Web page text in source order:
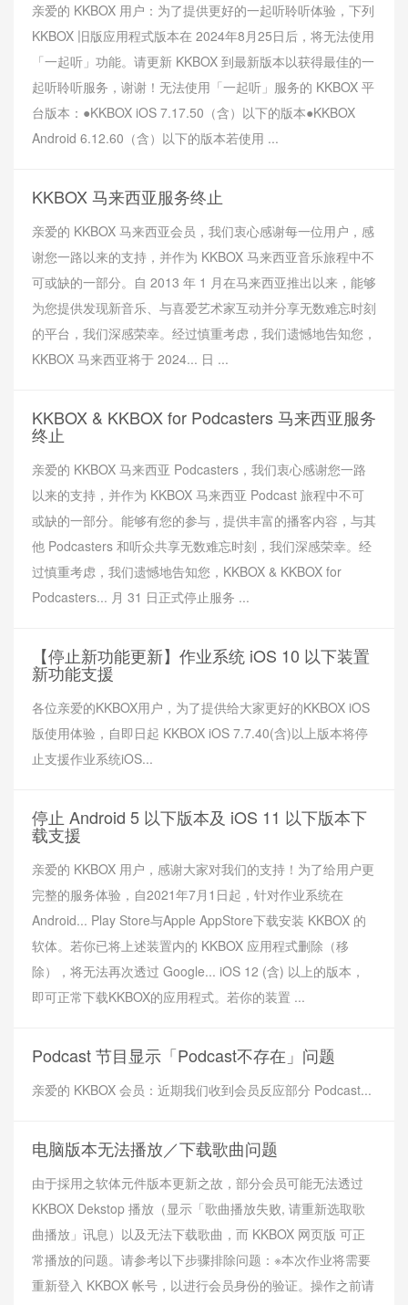
亲爱的 KKBOX 用户：为了提供更好的一起听聆听体验，下列
KKBOX 旧版应用程式版本在 2024年8月25日后，将无法使用
「一起听」功能。请更新 KKBOX 到最新版本以获得最佳的一
起听聆听服务，谢谢！无法使用「一起听」服务的 KKBOX 平
台版本：●KKBOX iOS 7.17.50（含）以下的版本●KKBOX
Android 6.12.60（含）以下的版本若使用 ...
KKBOX 马来西亚服务终止
亲爱的 KKBOX 马来西亚会员，我们衷心感谢每一位用户，感
谢您一路以来的支持，并作为 KKBOX 马来西亚音乐旅程中不
可或缺的一部分。自 2013 年 1 月在马来西亚推出以来，能够
为您提供发现新音乐、与喜爱艺术家互动并分享无数难忘时刻
的平台，我们深感荣幸。经过慎重考虑，我们遗憾地告知您，
KKBOX 马来西亚将于 2024... 日 ...
KKBOX & KKBOX for Podcasters 马来西亚服务
终止
亲爱的 KKBOX 马来西亚 Podcasters，我们衷心感谢您一路
以来的支持，并作为 KKBOX 马来西亚 Podcast 旅程中不可
或缺的一部分。能够有您的参与，提供丰富的播客内容，与其
他 Podcasters 和听众共享无数难忘时刻，我们深感荣幸。经
过慎重考虑，我们遗憾地告知您，KKBOX & KKBOX for
Podcasters... 月 31 日正式停止服务 ...
【停止新功能更新】作业系统 iOS 10 以下装置
新功能支援
各位亲爱的KKBOX用户，为了提供给大家更好的KKBOX iOS
版使用体验，自即日起 KKBOX iOS 7.7.40(含)以上版本将停
止支援作业系统iOS...
停止 Android 5 以下版本及 iOS 11 以下版本下
载支援
亲爱的 KKBOX 用户，感谢大家对我们的支持！为了给用户更
完整的服务体验，自2021年7月1日起，针对作业系统在
Android... Play Store与Apple AppStore下载安装 KKBOX 的
软体。若你已将上述装置内的 KKBOX 应用程式删除（移
除），将无法再次透过 Google... iOS 12 (含) 以上的版本，
即可正常下载KKBOX的应用程式。若你的装置 ...
Podcast 节目显示「Podcast不存在」问题
亲爱的 KKBOX 会员：近期我们收到会员反应部分 Podcast...
电脑版本无法播放／下载歌曲问题
由于採用之软体元件版本更新之故，部分会员可能无法透过
KKBOX Dekstop 播放（显示「歌曲播放失败, 请重新选取歌
曲播放」讯息）以及无法下载歌曲，而 KKBOX 网页版 可正
常播放的问题。请参考以下步骤排除问题：※本次作业将需要
重新登入 KKBOX 帐号，以进行会员身份的验证。操作之前请